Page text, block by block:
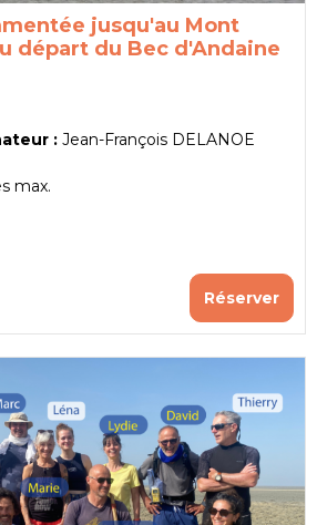
jusqu'au Mont
départ du Bec d'Andaine
: Jean-François DELANOE
max.
Réserver